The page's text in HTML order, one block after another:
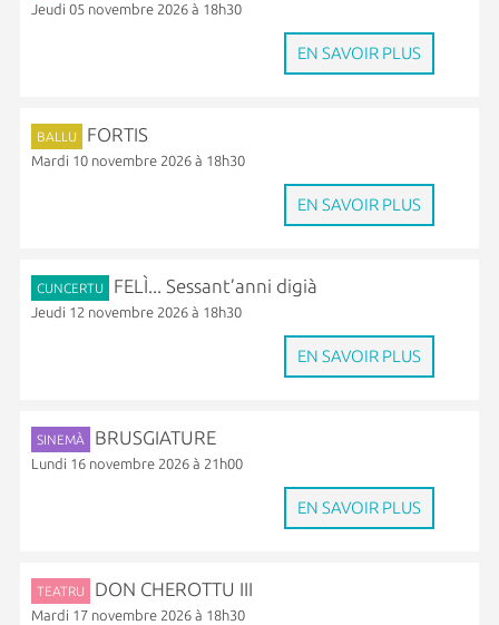
Jeudi 05 novembre 2026 à 18h30
EN SAVOIR PLUS
BALLU FORTIS
Mardi 10 novembre 2026 à 18h30
EN SAVOIR PLUS
CUNCERTU FELÌ... Sessant’anni digià
Jeudi 12 novembre 2026 à 18h30
EN SAVOIR PLUS
SINEMÀ BRUSGIATURE
Lundi 16 novembre 2026 à 21h00
EN SAVOIR PLUS
TEATRU DON CHEROTTU III
Mardi 17 novembre 2026 à 18h30